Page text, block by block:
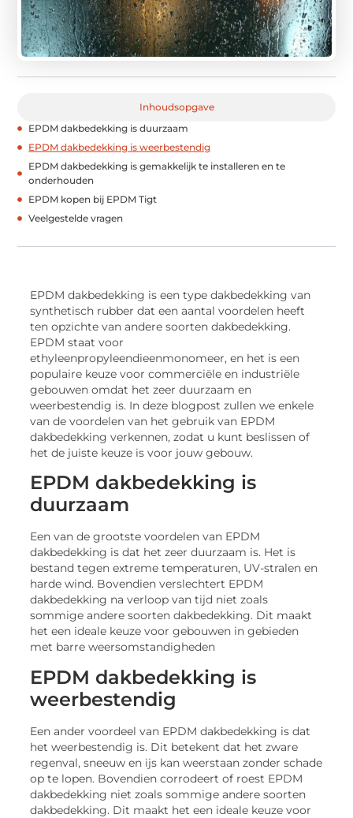
Inhoudsopgave
EPDM dakbedekking is duurzaam
EPDM dakbedekking is weerbestendig
EPDM dakbedekking is gemakkelijk te installeren en te
onderhouden
EPDM kopen bij EPDM Tigt
Veelgestelde vragen
EPDM dakbedekking is een type dakbedekking van
synthetisch rubber dat een aantal voordelen heeft
ten opzichte van andere soorten dakbedekking.
EPDM staat voor
ethyleenpropyleendieenmonomeer, en het is een
populaire keuze voor commerciële en industriële
gebouwen omdat het zeer duurzaam en
weerbestendig is. In deze blogpost zullen we enkele
van de voordelen van het gebruik van EPDM
dakbedekking verkennen, zodat u kunt beslissen of
het de juiste keuze is voor jouw gebouw.
EPDM dakbedekking is
duurzaam
Een van de grootste voordelen van EPDM
dakbedekking is dat het zeer duurzaam is. Het is
bestand tegen extreme temperaturen, UV-stralen en
harde wind. Bovendien verslechtert EPDM
dakbedekking na verloop van tijd niet zoals
sommige andere soorten dakbedekking. Dit maakt
het een ideale keuze voor gebouwen in gebieden
met barre weersomstandigheden
EPDM dakbedekking is
weerbestendig
Een ander voordeel van EPDM dakbedekking is dat
het weerbestendig is. Dit betekent dat het zware
regenval, sneeuw en ijs kan weerstaan zonder schade
op te lopen. Bovendien corrodeert of roest EPDM
dakbedekking niet zoals sommige andere soorten
dakbedekking. Dit maakt het een ideale keuze voor